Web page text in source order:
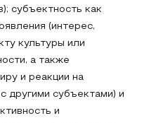
субъектность как
(интерес,
культуры или
а также
и реакции на
другими субъектами) и
и